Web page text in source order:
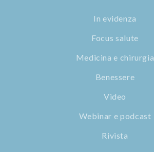
In evidenza
Focus salute
Medicina e chirurgia
Benessere
Video
Webinar e podcast
Rivista